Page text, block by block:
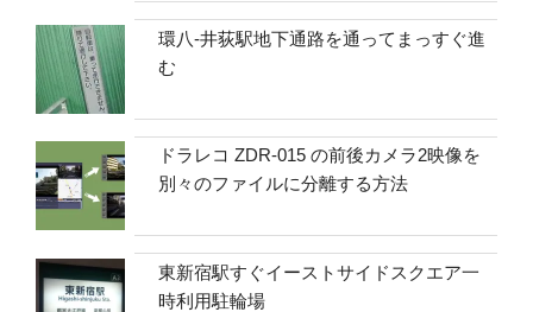
環八-井荻駅地下通路を通ってまっすぐ進
む
ドラレコ ZDR-015 の前後カメラ2映像を
別々のファイルに分離する方法
東新宿駅すぐイーストサイドスクエア一
時利用駐輪場